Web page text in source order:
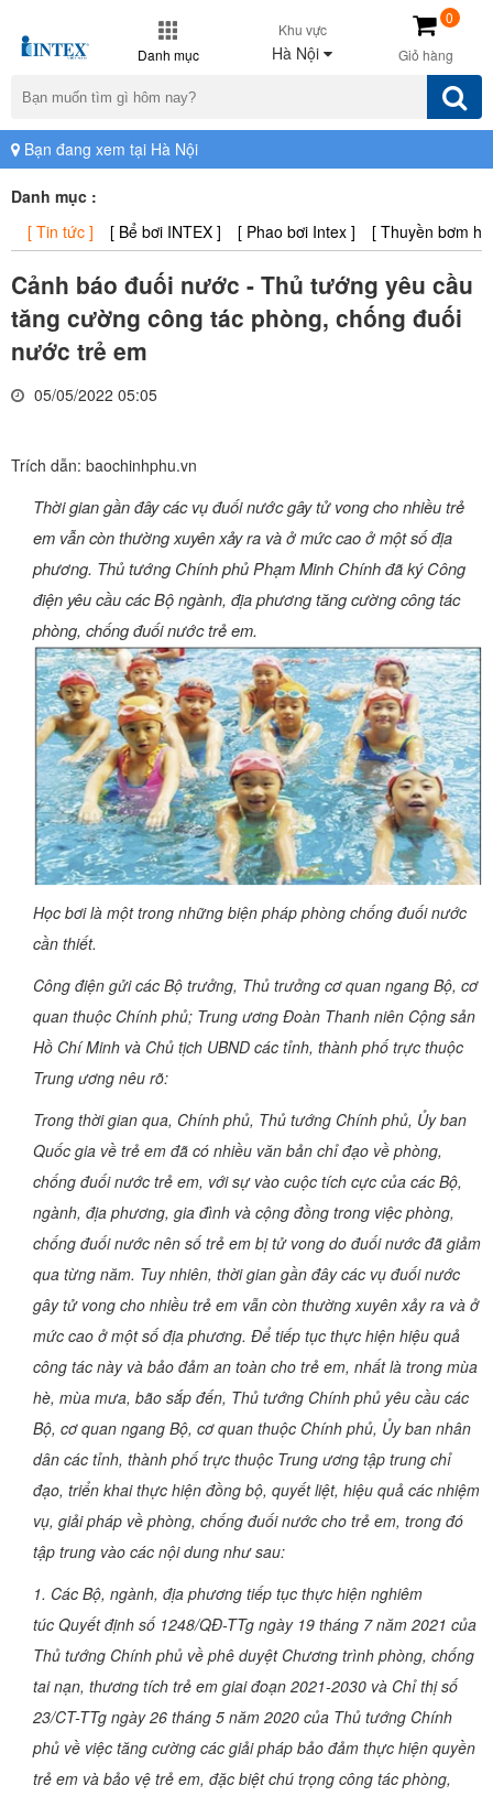
Danh mục
Khu vực
Hà Nội Giỏ hàng
0
Bạn đang xem tại Hà Nội
Danh mục :
[ Tin tức ]
[ Bể bơi INTEX ] [ Phao bơi Intex ] [ Thuyền bơm
Cảnh báo đuối nước - Thủ tướng yêu cầu
tăng cường công tác phòng, chống đuối
nước trẻ em
05/05/2022 05:05
Trích dẫn: baochinhphu.vn
Thời gian gần đây các vụ đuối nước gây tử vong cho nhiều trẻ
em vẫn còn thường xuyên xảy ra và ở mức cao ở một số địa
phương. Thủ tướng Chính phủ Phạm Minh Chính đã ký Công
điện yêu cầu các Bộ ngành, địa phương tăng cường công tác
phòng, chống đuối nước trẻ em.
Học bơi là một trong những biện pháp phòng chống đuối nước
cần thiết.
Công điện gửi các Bộ trưởng, Thủ trưởng cơ quan ngang Bộ, cơ
quan thuộc Chính phủ; Trung ương Đoàn Thanh niên Cộng sản
Hồ Chí Minh và Chủ tịch UBND các tỉnh, thành phố trực thuộc
Trung ương nêu rõ:
Trong thời gian qua, Chính phủ, Thủ tướng Chính phủ, Ủy ban
Quốc gia về trẻ em đã có nhiều văn bản chỉ đạo về phòng,
chống đuối nước trẻ em, với sự vào cuộc tích cực của các Bộ,
ngành, địa phương, gia đình và cộng đồng trong việc phòng,
chống đuối nước nên số trẻ em bị tử vong do đuối nước đã giảm
qua từng năm. Tuy nhiên, thời gian gần đây các vụ đuối nước
gây tử vong cho nhiều trẻ em vẫn còn thường xuyên xảy ra và ở
mức cao ở một số địa phương. Để tiếp tục thực hiện hiệu quả
công tác này và bảo đảm an toàn cho trẻ em, nhất là trong mùa
hè, mùa mưa, bão sắp đến, Thủ tướng Chính phủ yêu cầu các
Bộ, cơ quan ngang Bộ, cơ quan thuộc Chính phủ, Ủy ban nhân
dân các tỉnh, thành phố trực thuộc Trung ương tập trung chỉ
đạo, triển khai thực hiện đồng bộ, quyết liệt, hiệu quả các nhiệm
vụ, giải pháp về phòng, chống đuối nước cho trẻ em, trong đó
tập trung vào các nội dung như sau:
1. Các Bộ, ngành, địa phương tiếp tục thực hiện nghiêm
túc Quyết định số 1248/QĐ-TTg ngày 19 tháng 7 năm 2021 của
Thủ tướng Chính phủ về phê duyệt Chương trình phòng, chống
tai nạn, thương tích trẻ em giai đoạn 2021-2030 và Chỉ thị số
23/CT-TTg ngày 26 tháng 5 năm 2020 của Thủ tướng Chính
phủ về việc tăng cường các giải pháp bảo đảm thực hiện quyền
trẻ em và bảo vệ trẻ em, đặc biệt chú trọng công tác phòng,